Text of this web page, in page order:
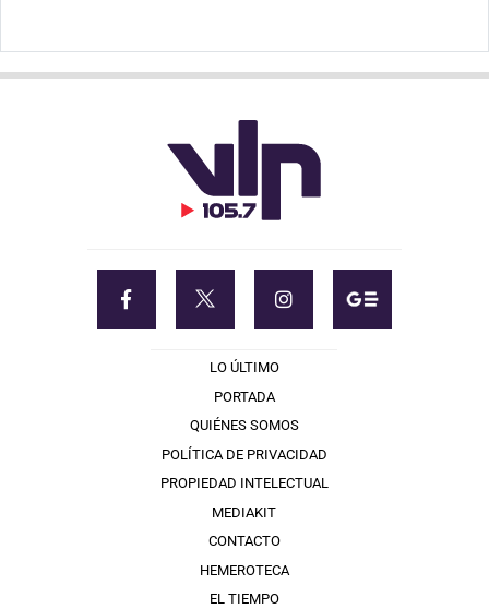
LO ÚLTIMO
PORTADA
QUIÉNES SOMOS
POLÍTICA DE PRIVACIDAD
PROPIEDAD INTELECTUAL
MEDIAKIT
CONTACTO
HEMEROTECA
EL TIEMPO